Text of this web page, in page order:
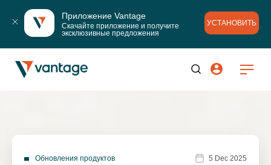
Приложение Vantage
Скачайте приложение и получите
эксклюзивные предложения
УСТАНОВИТЬ
Обновления продуктов 5 Dec 2025